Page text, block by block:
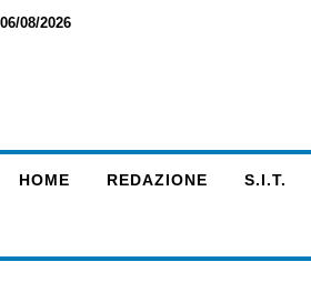
06/08/2026
HOME REDAZIONE S.I.T.